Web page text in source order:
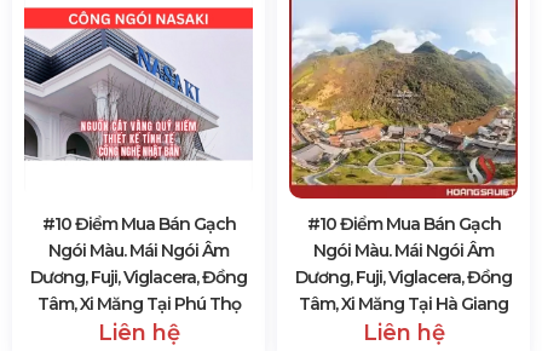
#10 Điểm Mua Bán Gạch
Ngói Màu. Mái Ngói Âm
Dương, Fuji, Viglacera, Đồng
Tâm, Xi Măng Tại Phú Thọ
Liên hệ
#10 Điểm Mua Bán Gạch
Ngói Màu. Mái Ngói Âm
Dương, Fuji, Viglacera, Đồng
Tâm, Xi Măng Tại Hà Giang
Liên hệ